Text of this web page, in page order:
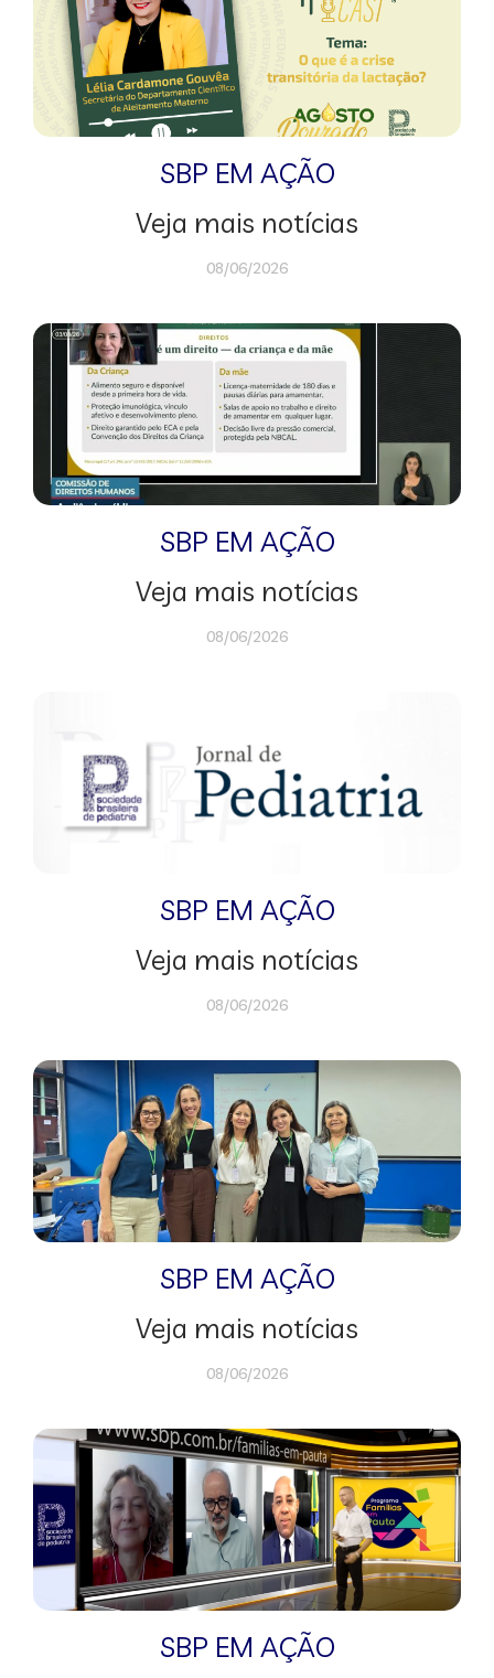
SBP EM AÇÃO
Veja mais notícias
08/06/2026
SBP EM AÇÃO
Veja mais notícias
08/06/2026
SBP EM AÇÃO
Veja mais notícias
08/06/2026
SBP EM AÇÃO
Veja mais notícias
08/06/2026
SBP EM AÇÃO